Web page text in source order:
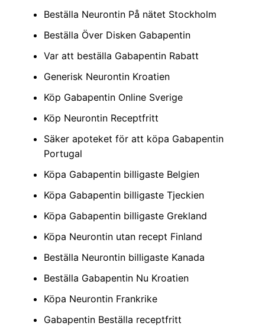
Beställa Neurontin På nätet Stockholm
Beställa Över Disken Gabapentin
Var att beställa Gabapentin Rabatt
Generisk Neurontin Kroatien
Köp Gabapentin Online Sverige
Köp Neurontin Receptfritt
Säker apoteket för att köpa Gabapentin
Portugal
Köpa Gabapentin billigaste Belgien
Köpa Gabapentin billigaste Tjeckien
Köpa Gabapentin billigaste Grekland
Köpa Neurontin utan recept Finland
Beställa Neurontin billigaste Kanada
Beställa Gabapentin Nu Kroatien
Köpa Neurontin Frankrike
Gabapentin Beställa receptfritt